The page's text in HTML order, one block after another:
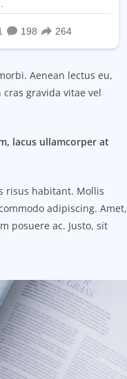
Aenean lectus eu,
gravida vitae vel
lacus ullamcorper at
risus habitant. Mollis
adipiscing. Amet,
posuere ac. Justo, sit